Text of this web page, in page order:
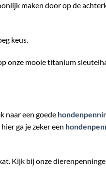
maken door op de
keus.
onze mooie titanium
naar een goede
ga je zeker een
Kijk bij onze